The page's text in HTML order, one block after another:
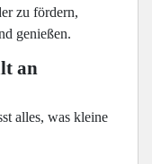
zu fördern,
genießen.
an
alles, was kleine